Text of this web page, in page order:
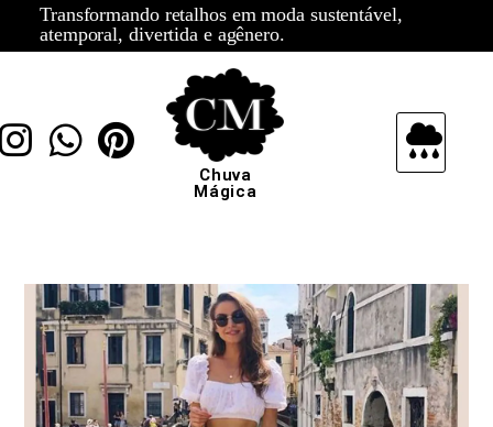
Transformando retalhos em moda sustentável,
atemporal, divertida e agênero.
Chuva
Mágica